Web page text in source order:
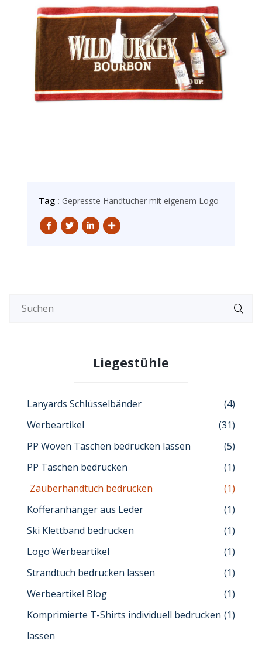
Tag : Gepresste Handtücher mit eigenem Logo
Liegestühle
Lanyards Schlüsselbänder
(4)
Werbeartikel
(31)
PP Woven Taschen bedrucken lassen
(5)
PP Taschen bedrucken
(1)
Zauberhandtuch bedrucken
(1)
Kofferanhänger aus Leder
(1)
Ski Klettband bedrucken
(1)
Logo Werbeartikel
(1)
Strandtuch bedrucken lassen
(1)
Werbeartikel Blog
(1)
Komprimierte T-Shirts individuell bedrucken
lassen
(1)